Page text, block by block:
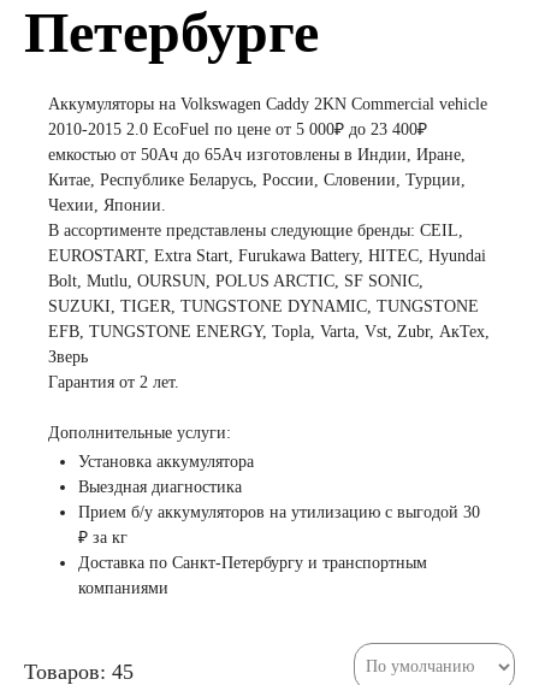
Петербурге
Аккумуляторы на Volkswagen Caddy 2KN Commercial vehicle
2010-2015 2.0 EcoFuel по цене от 5 000₽ до 23 400₽
емкостью от 50Ач до 65Ач изготовлены в Индии, Иране,
Китае, Республике Беларусь, России, Словении, Турции,
Чехии, Японии.
В ассортименте представлены следующие бренды: CEIL,
EUROSTART, Extra Start, Furukawa Battery, HITEC, Hyundai
Bolt, Mutlu, OURSUN, POLUS ARCTIC, SF SONIC,
SUZUKI, TIGER, TUNGSTONE DYNAMIC, TUNGSTONE
EFB, TUNGSTONE ENERGY, Topla, Varta, Vst, Zubr, АкТех,
Зверь
Гарантия от 2 лет.
Дополнительные услуги:
Установка аккумулятора
Выездная диагностика
Прием б/у аккумуляторов на утилизацию с выгодой 30
₽ за кг
Доставка по Санкт-Петербургу и транспортным
компаниями
Товаров: 45